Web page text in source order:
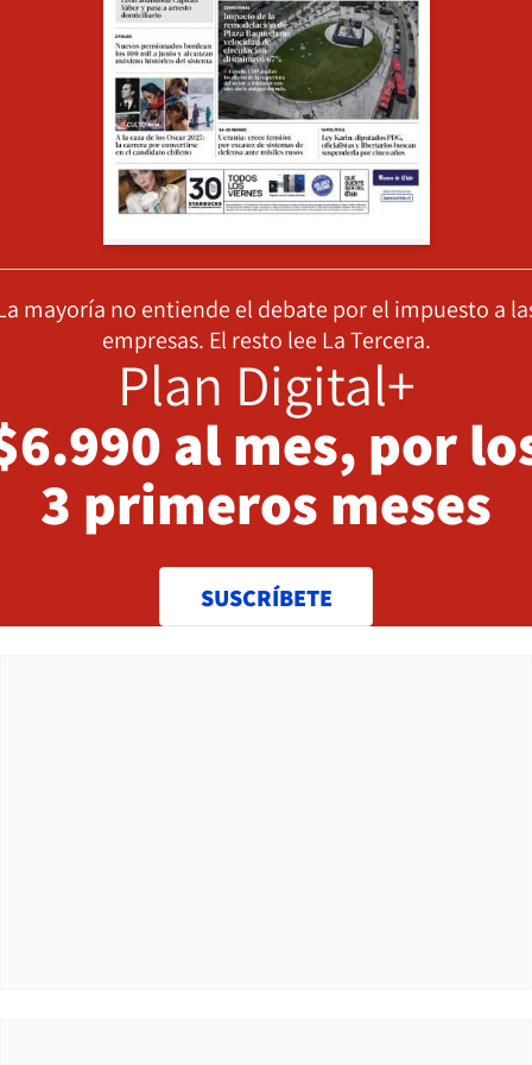
mayoría no entiende el debate por el impuesto a
empresas. El resto lee La Tercera.
Plan Digital+
al mes, por
3 primeros meses
SUSCRÍBETE